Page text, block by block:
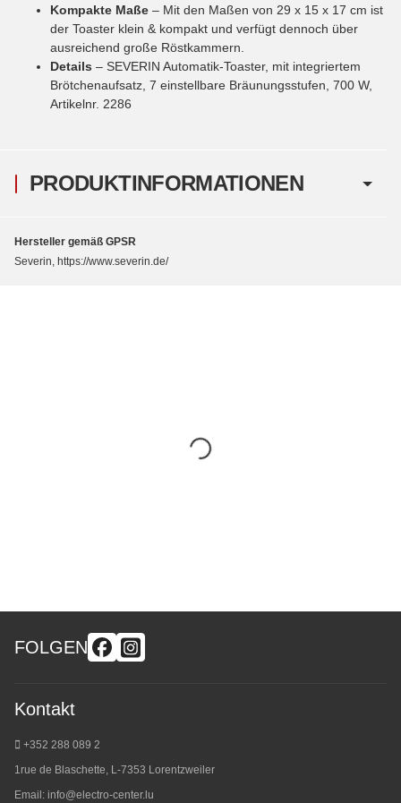
PRODUKTINFORMATIONEN
Kompakte Maße – Mit den Maßen von 29 x 15 x 17 cm ist
der Toaster klein & kompakt und verfügt dennoch über
ausreichend große Röstkammern.
Details – SEVERIN Automatik-Toaster, mit integriertem
Brötchenaufsatz, 7 einstellbare Bräunungsstufen, 700 W,
Artikelnr. 2286
Hersteller gemäß GPSR
Severin, https://www.severin.de/
FOLGEN
Kontakt
+352 288 089 2
1rue de Blaschette, L-7353 Lorentzweiler
Email: info@electro-center.lu